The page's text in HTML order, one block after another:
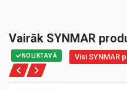
Vairāk SYNMAR
NOLIKTAVĀ Visi SYNMAR